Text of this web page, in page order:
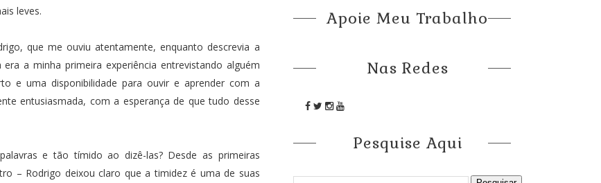
leves.
que me ouviu atentamente, enquanto descrevia a
a minha primeira experiência entrevistando alguém
e uma disponibilidade para ouvir e aprender com a
entusiasmada, com a esperança de que tudo desse
e tão tímido ao dizê-las? Desde as primeiras
– Rodrigo deixou claro que a timidez é uma de suas
Apoie Meu Trabalho
Nas Redes
Pesquise Aqui